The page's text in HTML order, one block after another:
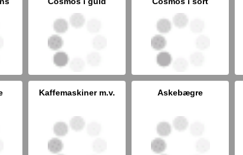
Kaffemaskiner m.v. Askebægre